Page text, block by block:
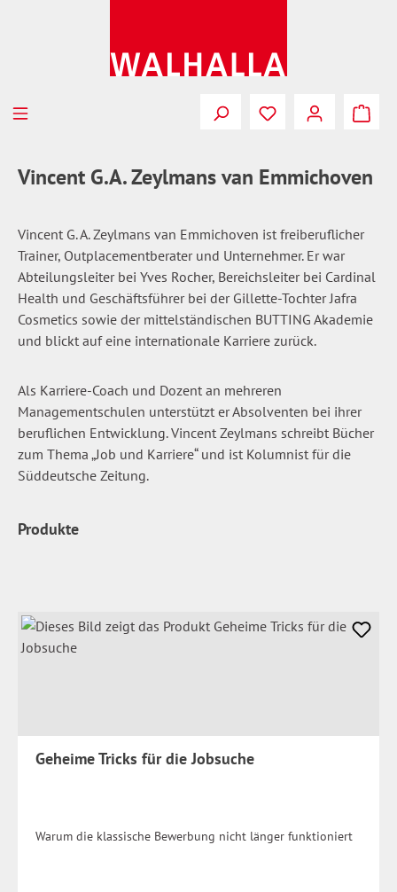
Du hast 0
Vincent G.A. Zeylmans van Emmichoven
Vincent G. A. Zeylmans van Emmichoven ist freiberuflicher
Trainer, Outplacementberater und Unternehmer. Er war
Abteilungsleiter bei Yves Rocher, Bereichsleiter bei Cardinal
Health und Geschäftsführer bei der Gillette-Tochter Jafra
Cosmetics sowie der mittelständischen BUTTING Akademie
und blickt auf eine internationale Karriere zurück.
Als Karriere-Coach und Dozent an mehreren
Managementschulen unterstützt er Absolventen bei ihrer
beruflichen Entwicklung. Vincent Zeylmans schreibt Bücher
zum Thema „Job und Karriere“ und ist Kolumnist für die
Süddeutsche Zeitung.
Produkte
Geheime Tricks für die Jobsuche
Warum die klassische Bewerbung nicht länger funktioniert